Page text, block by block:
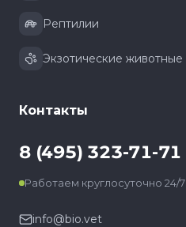
Рептилии
Экзотические животные
Контакты
8 (495) 323-71-71
Работаем круглосуточно 24/7
info@bio.vet